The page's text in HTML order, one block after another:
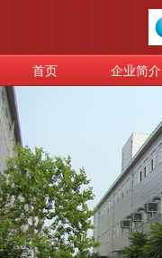
首页 企业简介